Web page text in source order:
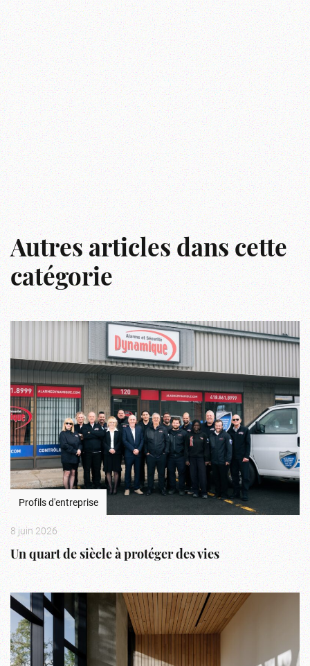
Autres articles dans cette
catégorie
Profils d'entreprise
8 juin 2026
Un quart de siècle à protéger des vies